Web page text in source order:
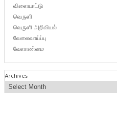
விளையாட்டு
வெருளி
வெருளி அறிவியல்
வேலைவாய்ப்பு
வேளாண்மை
Archives